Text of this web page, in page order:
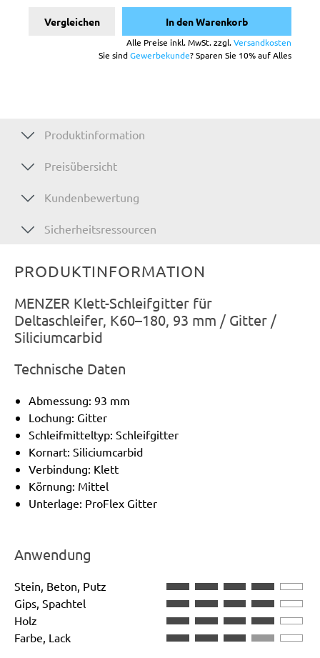
Vergleichen In den Warenkorb
Alle Preise inkl. MwSt. zzgl.Versandkosten
Sie sindGewerbekunde? Sparen Sie 10% auf Alles
Produktinformation
Preisübersicht
Kundenbewertung
Sicherheitsressourcen
PRODUKTINFORMATION
MENZER Klett-Schleifgitter für
Deltaschleifer, K60–180, 93 mm / Gitter /
Siliciumcarbid
Technische Daten
Abmessung: 93 mm
Lochung: Gitter
Schleifmitteltyp: Schleifgitter
Kornart: Siliciumcarbid
Verbindung: Klett
Körnung: Mittel
Unterlage: ProFlex Gitter
Anwendung
Stein, Beton, Putz
Gips, Spachtel
Holz
Farbe, Lack